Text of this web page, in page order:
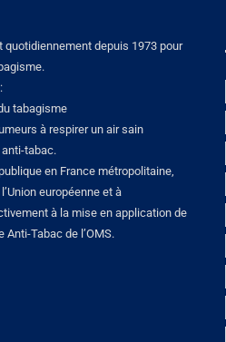
quotidiennement depuis 1973 pour
tabagisme
à respirer un air sain
tabac.
en France métropolitaine,
européenne et à
à la mise en application de
Anti-Tabac de l’OMS.